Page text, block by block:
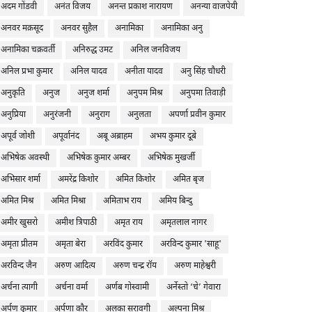
अदम गोंडवी अनंत विजय अनन्त प्रकाश नारायण
अनन्या वाजपेयी
अनवर मक़सूद
अनवर सुहैल अनामिका
अनामिका अनु
अनामिका चक्रवर्ती
अनिरुद्ध उमट
अनिल जनविजय
अनिल प्रभा कुमार
अनिल यादव अनीता यादव
अनु सिंह चौधरी
अनुकृति
अनुज अनुज शर्मा अनुपम मिश्र
अनुपमा तिवाड़ी
अनुप्रिया
अनुरंजनी अनुराग अनुलता
अपर्णा प्रवीन कुमार
अपूर्व जोशी
अपूर्वानंद अबू अब्राहम
अभय कुमार दूबे
अभिषेक अवस्थी
अभिषेक कुमार अम्बर
अभिषेक मुखर्जी
अभिसार शर्मा
अमरेंद्र किशोर अमित किशोर
अमित बृज
अमित मिश्र
अमित मिश्रा अमिताभ राय
अमिय बिन्दु
अमीर खुसरो
अमीश त्रिपाठी अमृत राय
अमृतलाल नागर
अमृता प्रीतम
अमृता बेरा अरविंद कुमार
अरविन्द कुमार 'साहू'
अरविन्द जैन
अरुण आदित्य अरुण चन्द्र रॉय
अरुण माहेश्वरी
अर्चना त्यागी
अर्चना वर्मा अर्णब गोस्वामी
अर्नेस्तो ‘चे’ गेवारा
अर्पण कुमार
अर्पणा कौर अलका सरावगी अल्पना मिश्र